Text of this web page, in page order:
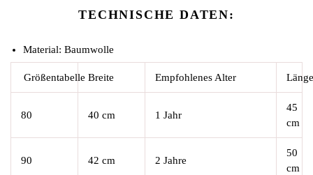
TECHNISCHE DATEN:
Material: Baumwolle
Größentabelle Breite Empfohlenes Alter Länge
80 40 cm 1 Jahr
45
cm
90 42 cm 2 Jahre
50
cm